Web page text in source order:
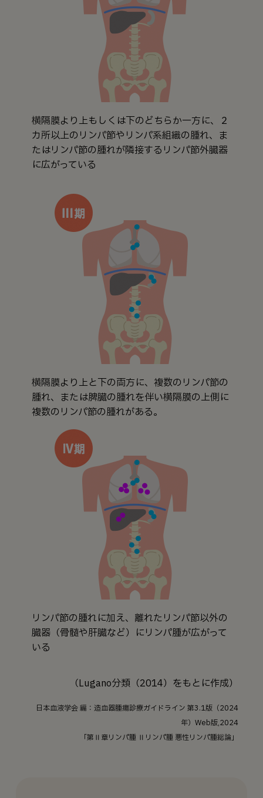
横隔膜より上もしくは下のどちらか一方に、２
カ所以上のリンパ節やリンパ系組織の腫れ、ま
たはリンパ節の腫れが隣接するリンパ節外臓器
に広がっている
横隔膜より上と下の両方に、複数のリンパ節の
腫れ、または脾臓の腫れを伴い横隔膜の上側に
複数のリンパ節の腫れがある。
リンパ節の腫れに加え、離れたリンパ節以外の
臓器（骨髄や肝臓など）にリンパ腫が広がって
いる
（Lugano分類（2014）をもとに作成）
日本血液学会 編：造血器腫瘍診療ガイドライン 第3.1版（2024
年）Web版,2024
「第Ⅱ章リンパ腫 Ⅱリンパ腫 悪性リンパ腫総論」